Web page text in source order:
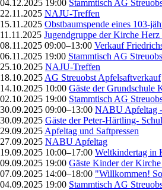
04.12.2025 19:00 Stammtisch AG
22.11.2025 NAJU-Treffen
15.11.2025 Obstbaumspende eines 103-
11.11.2025 Jugendgruppe der Kirche Herz
08.11.2025 09:00–13:00 Verkauf
06.11.2025 19:00 Stammtisch AG
25.10.2025 NAJU-Treffen
18.10.2025 AG Streuobst Apfelsaftverkauf
14.10.2025 10:00 Gäste der Grundschule
02.10.2025 19:00 Stammtisch AG
30.09.2025 09:00–13:00 NABU Apfeltag
30.09.2025 Gäste der Peter-Härtling-
29.09.2025 Apfeltag und Saftpressen
27.09.2025 NABU Apfeltag
19.09.2025 10:00–17:00 Weltkindertag in
09.09.2025 19:00 Gäste Kinder der Kirche
07.09.2025 14:00–18:00 "Willkommen!
04.09.2025 19:00 Stammtisch AG